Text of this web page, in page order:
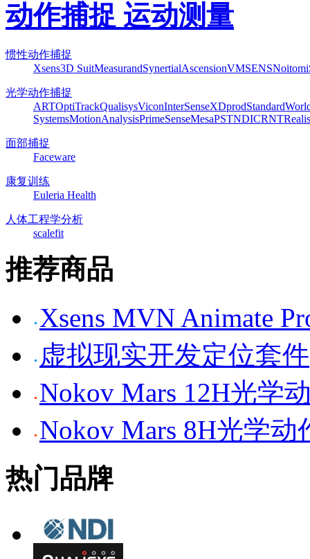
动作捕捉 运动测量
惯性动作捕捉
Xsens3D SuitMeasurandSynertialAscensionVMSENSNoitom
光学动作捕捉
ARTOptiTrackQualisysViconInterSenseXDprodStandard
SystemsMotionAnalysisPrimeSenseMesaPSTNDICRNTRealis
面部捕捉
Faceware
康复训练
Euleria Health
人体工程学分析
scalefit
推荐商品
Xsens MVN Animate
虚拟现实开发定位套件
Nokov Mars 12H光学
Nokov Mars 8H光学动
热门品牌